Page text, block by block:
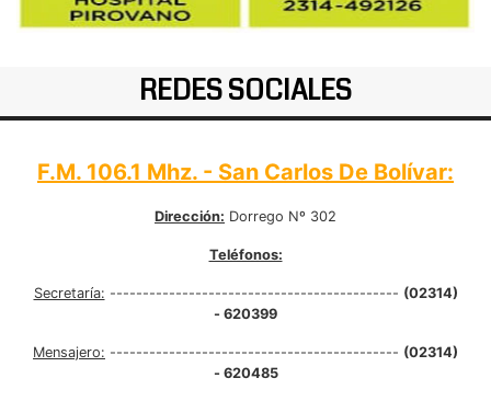
REDES SOCIALES
F.M. 106.1 Mhz. - San Carlos De Bolívar:
Dirección: Dorrego Nº 302
Teléfonos:
Secretaría: -------------------------------------------- (02314)
- 620399
Mensajero: -------------------------------------------- (02314)
- 620485